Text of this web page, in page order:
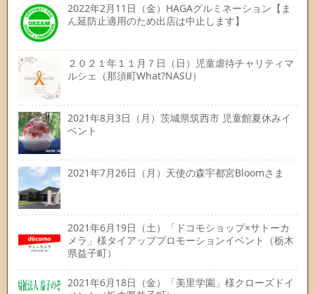
2022年2月11日（金）HAGAグルミネーション【ま
ん延防止適用のため出店は中止します】
２０２１年１１月７日（日）児童虐待チャリティマ
ルシェ（那須町What?NASU）
2021年8月3日（月）茨城県筑西市 児童館夏休みイ
ベント
2021年7月26日（月）天使の森宇都宮Bloomさま
2021年6月19日（土）「ドコモショップ×サトーカ
メラ」様タイアッププロモーションイベント（栃木
県益子町）
2021年6月18日（金）「美里学園」様クローズドイ